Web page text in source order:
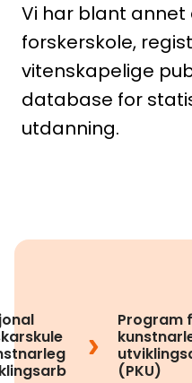
Vi har blant
forskerskole,
vitenskapelige
database for
utdanning.
Program
(PKU)